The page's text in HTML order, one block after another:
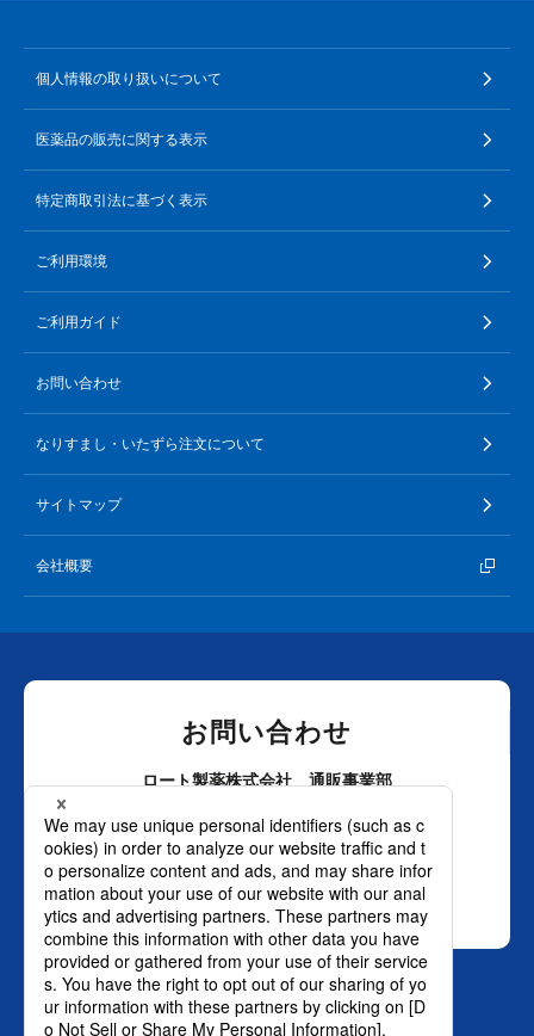
個人情報の取り扱いについて
医薬品の販売に関する表示
特定商取引法に基づく表示
ご利用環境
ご利用ガイド
お問い合わせ
なりすまし・いたずら注文について
サイトマップ
会社概要
お問い合わせ
ロート製薬株式会社 通販事業部
0120-880-610
月～土：9時～21時 日祝：9時～18時
（年末年始を除く）
おかけ間違いのないようご注意ください。
SNS オフィシャルアカウント